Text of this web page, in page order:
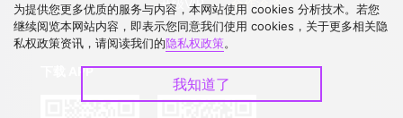
升级VIP
合作洽談
下载 APP
为提供您更多优质的服务与内容，本网站使用 cookies 分析技术。若您
继续阅览本网站内容，即表示您同意我们使用 cookies，关于更多相关隐
私权政策资讯，请阅读我们的隐私权政策。
我知道了